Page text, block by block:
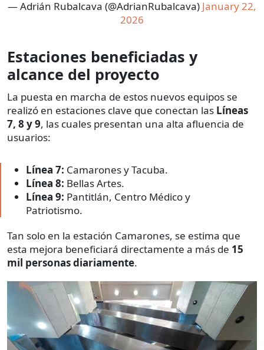
— Adrián Rubalcava (@AdrianRubalcava) January 22,
2026
Estaciones beneficiadas y
alcance del proyecto
La puesta en marcha de estos nuevos equipos se
realizó en estaciones clave que conectan las Líneas
7, 8 y 9, las cuales presentan una alta afluencia de
usuarios:
Línea 7: Camarones y Tacuba.
Línea 8: Bellas Artes.
Línea 9: Pantitlán, Centro Médico y
Patriotismo.
Tan solo en la estación Camarones, se estima que
esta mejora beneficiará directamente a más de 15
mil personas diariamente.